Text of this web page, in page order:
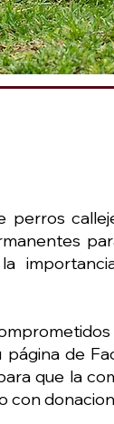
perros
de
que la
con